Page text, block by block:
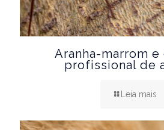
Aranha-marrom
profissional de
Leia mais